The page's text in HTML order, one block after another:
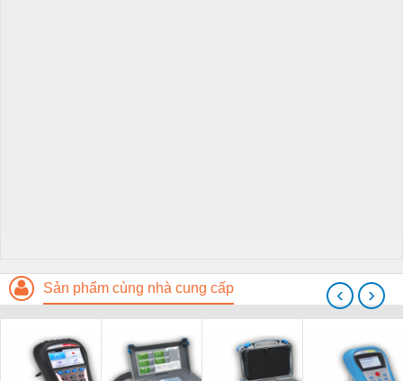
Sản phẩm cùng nhà cung cấp ‹ ›